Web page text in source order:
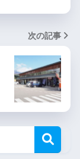
次の記事